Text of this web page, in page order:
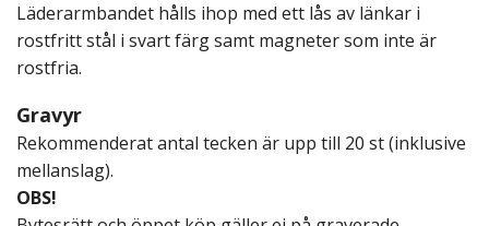
Läderarmbandet hålls ihop med ett lås av länkar i
rostfritt stål i svart färg samt magneter som inte är
rostfria.
Gravyr
Rekommenderat antal tecken är upp till 20 st (inklusive
mellanslag).
OBS!